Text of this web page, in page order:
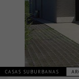
CASAS SUBURBANAS